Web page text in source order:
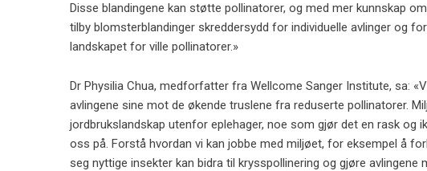
Disse blandingene kan støtte pollinatorer, og med mer kunnskap
tilby blomsterblandinger skreddersydd for individuelle avlinger og
landskapet for ville pollinatorer.»
Dr Physilia Chua, medforfatter fra Wellcome Sanger Institute, sa:
avlingene sine mot de økende truslene fra reduserte pollinatorer.
jordbrukslandskap utenfor eplehager, noe som gjør det en rask og
oss på. Forstå hvordan vi kan jobbe med miljøet, for eksempel å
seg nyttige insekter kan bidra til krysspollinering og gjøre